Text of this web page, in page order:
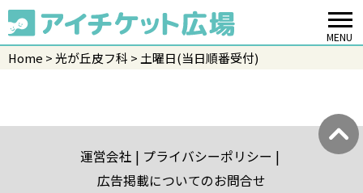
MENU
Home 光が丘皮フ科 土曜日(当日順番受付)
運営会社
プライバシーポリシー
広告掲載についてのお問合せ